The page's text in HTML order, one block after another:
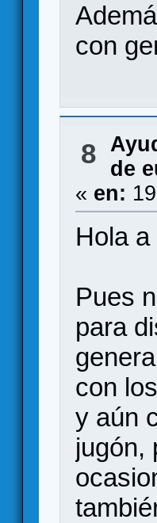
con
8
de
« en:
Hola a
Pues
para
con
y aún
jugón,